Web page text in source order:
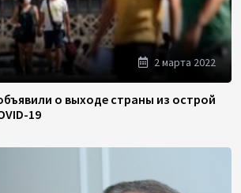
2 марта 2022
о выходе страны из острой
19